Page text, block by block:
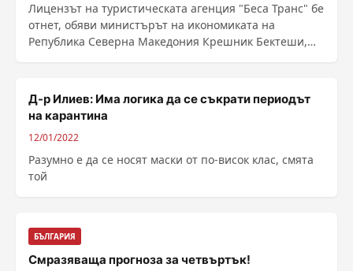
Лицензът на туристическата агенция "Беса Транс" бе
отнет, обяви министърът на икономиката на
Република Северна Македония Крешник Бектеши,
Д-р Илиев: Има логика да се съкрати периодът
на карантина
12/01/2022
Разумно е да се носят маски от по-висок клас, смята
той
БЪЛГАРИЯ
Смразяваща прогноза за четвъртък!